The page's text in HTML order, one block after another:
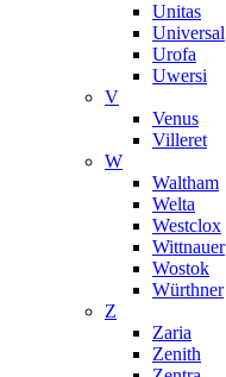
Unitas
Universal
Urofa
Uwersi
V
Venus
Villeret
W
Waltham
Welta
Westclox
Wittnauer
Wostok
Würthner
Z
Zaria
Zenith